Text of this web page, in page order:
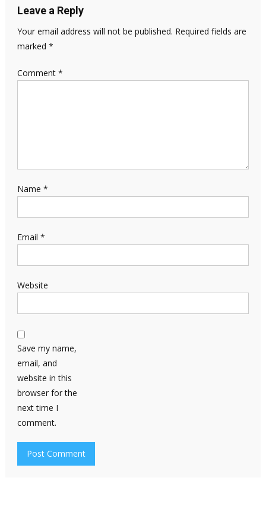
Leave a Reply
Your email address will not be published. Required fields are
marked *
Comment *
Name *
Email *
Website
Save my name,
email, and
website in this
browser for the
next time I
comment.